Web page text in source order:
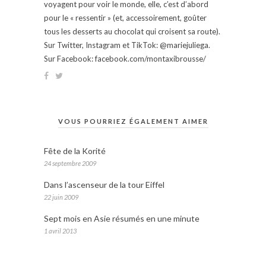
voyagent pour voir le monde, elle, c’est d’abord
pour le « ressentir » (et, accessoirement, goûter
tous les desserts au chocolat qui croisent sa route).
Sur Twitter, Instagram et TikTok: @mariejuliega.
Sur Facebook: facebook.com/montaxibrousse/
VOUS POURRIEZ ÉGALEMENT AIMER
Fête de la Korité
24 septembre 2009
Dans l’ascenseur de la tour Eiffel
22 juin 2009
Sept mois en Asie résumés en une minute
1 avril 2013